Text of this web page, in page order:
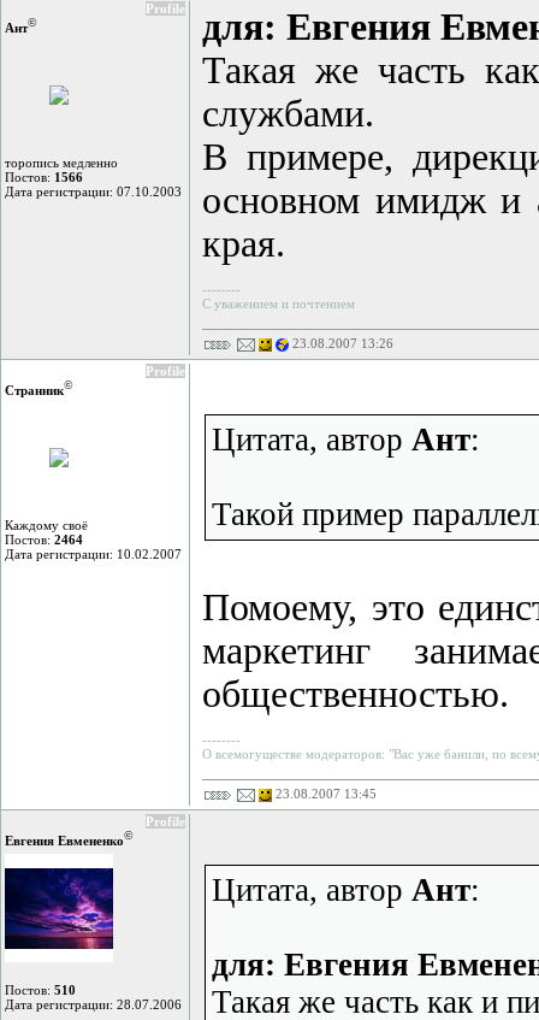
Profile
Ант©
торопись медленно
Постов: 1566
Дата регистрации: 07.10.2003
для: Евгения
Такая же часть
службами.
В примере,
основном имидж и
края.
--------
С уважением и почтением
23.08.2007 13:26
Profile
Странник©
Каждому своё
Постов: 2464
Дата регистрации: 10.02.2007
Цитата, автор Ант:
Такой пример
Помоему, это
маркетинг
общественностью.
--------
О всемогуществе модераторов: "Вас уже банили, по
23.08.2007 13:45
Profile
Евгения Евмененко©
Постов: 510
Дата регистрации: 28.07.2006
Цитата, автор Ант:
для: Евгения
Такая же часть как и